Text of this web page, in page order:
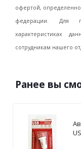
офертой,
федерации. Для
характеристиках
сотрудникам нашего
Ранее вы